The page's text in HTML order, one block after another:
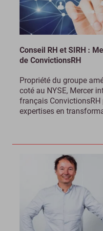
Conseil RH et SIRH :
de ConvictionsRH
Propriété du groupe
coté au NYSE, Mercer
français
expertises en